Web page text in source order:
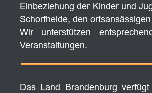
Einbeziehung der Kinder und
Schorfheide, den
Wir
unterstützen
Veranstaltungen.
Das Land Brandenburg verfügt